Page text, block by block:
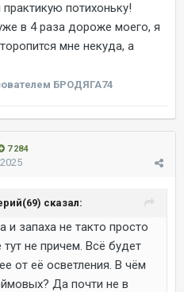
потихоньку!
в 4 раза дороже моего, я
мне некуда, а
БРОДЯГА74
7 284
сказал:
и запаха не такто просто
не причем. Всё будет
от её осветления. В чём
Да почти не в